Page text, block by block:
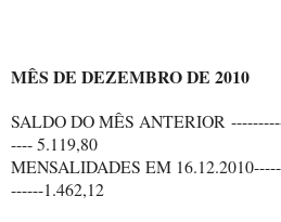
MÊS DE DEZEMBRO DE 2010
SALDO DO MÊS ANTERIOR
---- 5.119,80
MENSALIDADES EM
------1.462,12